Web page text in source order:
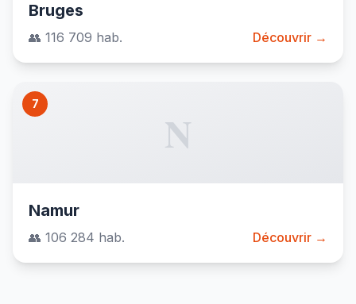
Bruges
👥 116 709 hab. Découvrir →
7
N
Namur
👥 106 284 hab. Découvrir →